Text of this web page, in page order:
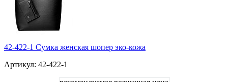
42-422-1 Сумка женская шопер эко-кожа
Артикул: 42-422-1